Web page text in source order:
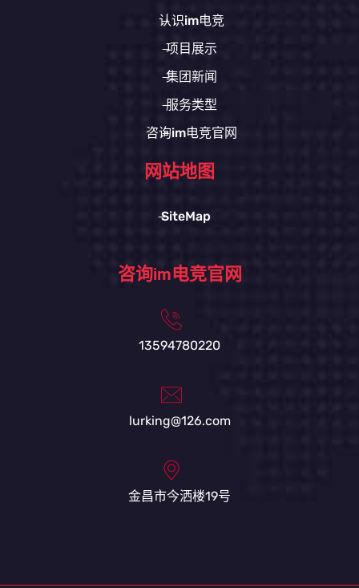
认识im电竞
项目展示
集团新闻
服务类型
咨询im电竞官网
网站地图
SiteMap
咨询im电竞官网
13594780220
lurking@126.com
金昌市今洒楼19号